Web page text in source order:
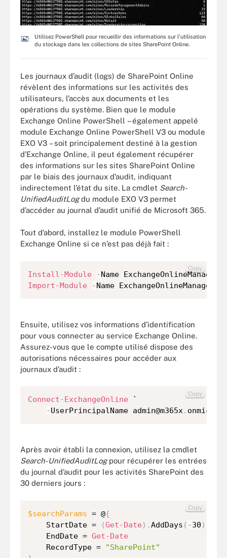
Utilisez PowerShell pour recueillir des informations sur l'utilisation
du stockage dans les collections de sites SharePoint Online.
Les journaux d’audit (logs) de SharePoint Online
révèlent des informations sur les activités des
utilisateurs, l’accès aux documents et les
opérations du système. Bien que le module
Exchange Online PowerShell – également appelé
module Exchange Online PowerShell V3 ou module
EXO V3 – soit principalement destiné à la gestion
d’Exchange Online, il peut également récupérer
des informations sur les sites SharePoint Online
par le biais des journaux d’audit, indiquant
indirectement l’état du site. La cmdlet Search-
UnifiedAuditLogdu module EXO V3 permet
d’accéder au journal d’audit unifié de Microsoft 365.
Tout d’abord, installez le module PowerShell
Exchange Online si ce n’est pas déjà fait :
Install-Module -Name
Import-Module
-Name
Copy
Ensuite, utilisez vos informations d’identification
pour vous connecter au service Exchange Online.
Assurez-vous que le compte utilisé dispose des
autorisations nécessaires pour accéder aux
journaux d’audit :
Connect-ExchangeOnline `
-UserPrincipalName admin@m365x.
Copy
Après avoir établi la connexion, utilisez la cmdlet
Search-UnifiedAuditLogpour récupérer les entrées
du journal d’audit pour les activités SharePoint des
30 derniers jours :
$searchParams = @{
    StartDate =
(Get-Date) .AddDays ( -30 )
    EndDate =
Get-Date
    RecordType =
"SharePoint"
Copy